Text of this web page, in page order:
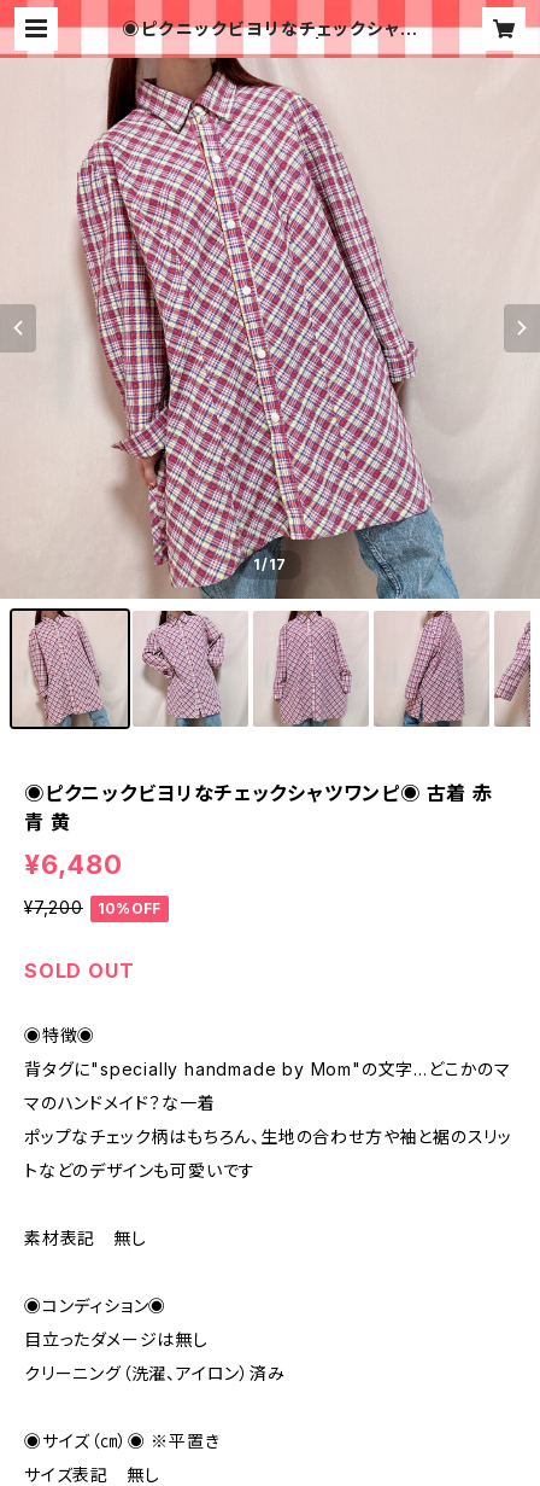
◉ピクニックビヨリなチェックシャツ
ゴイチエ
1/17
◉ピクニックビヨリなチェックシャツワンピ◉ 古着 赤
青 黄
¥6,480
¥7,200 10%OFF
SOLD OUT
◉特徴◉
背タグに"specially handmade by Mom"の文字…どこかのマ
マのハンドメイド？な一着
ポップなチェック柄はもちろん、生地の合わせ方や袖と裾のスリッ
トなどのデザインも可愛いです
素材表記 無し
◉コンディション◉
目立ったダメージは無し
クリーニング（洗濯、アイロン）済み
◉サイズ（㎝）◉ ※平置き
サイズ表記 無し